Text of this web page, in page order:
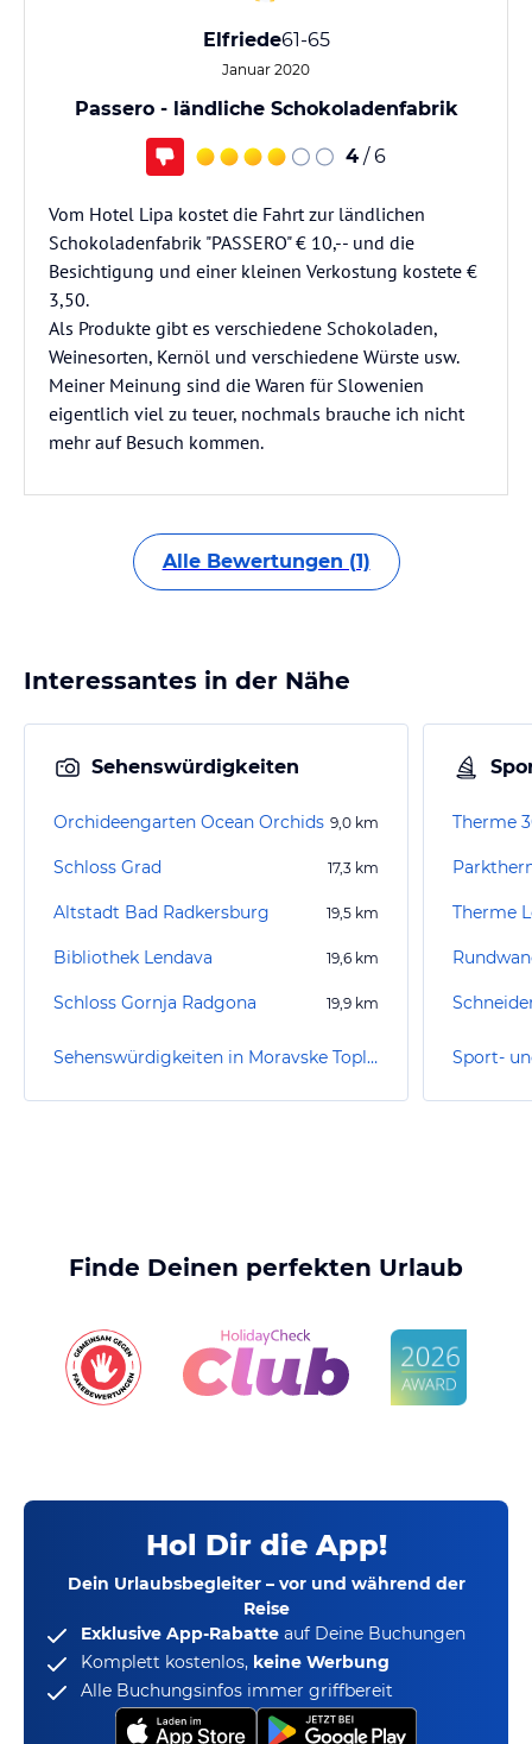
Elfriede61-65
Januar 2020
Passero - ländliche Schokoladenfabrik
4 / 6
Vom Hotel Lipa kostet die Fahrt zur ländlichen
Schokoladenfabrik "PASSERO" € 10,-- und die
Besichtigung und einer kleinen Verkostung kostete €
3,50.
Als Produkte gibt es verschiedene Schokoladen,
Weinesorten, Kernöl und verschiedene Würste usw.
Meiner Meinung sind die Waren für Slowenien
eigentlich viel zu teuer, nochmals brauche ich nicht
mehr auf Besuch kommen.
Alle Bewertungen (1)
Interessantes in der Nähe
Sehenswürdigkeiten
Orchideengarten Ocean Orchids 9,0 km
Schloss Grad 17,3 km
Altstadt Bad Radkersburg 19,5 km
Bibliothek Lendava 19,6 km
Schloss Gornja Radgona 19,9 km
Sehenswürdigkeiten in Moravske Toplice
Therme
Therme
Finde Deinen perfekten Urlaub
Hol Dir die App!
Dein Urlaubsbegleiter – vor und während der
Reise
Exklusive App-Rabatte auf Deine Buchungen
Komplett kostenlos, keine Werbung
Alle Buchungsinfos immer griffbereit